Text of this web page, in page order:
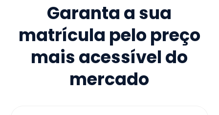
Garanta a sua
matrícula pelo preço
mais acessível do
mercado